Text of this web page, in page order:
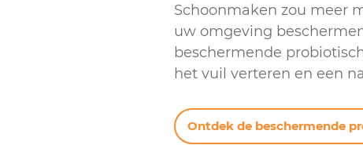
Schoonmaken zou meer
uw omgeving
beschermende
het vuil verteren en een
Ontdek de beschermende